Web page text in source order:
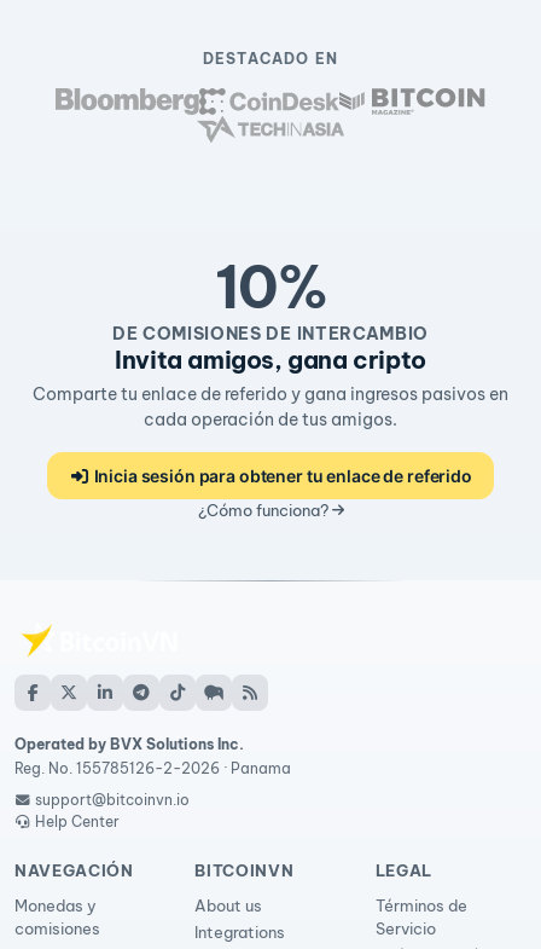
DESTACADO EN
10%
DE COMISIONES DE INTERCAMBIO
Invita amigos, gana cripto
Comparte tu enlace de referido y gana ingresos pasivos en
cada operación de tus amigos.
Inicia sesión para obtener tu enlace de referido
¿Cómo funciona?
Operated by BVX Solutions Inc.
Reg. No. 155785126-2-2026 · Panama
support@bitcoinvn.io
Help Center
NAVEGACIÓN
Monedas y
comisiones
BITCOINVN
About us
Integrations
LEGAL
Términos de
Servicio